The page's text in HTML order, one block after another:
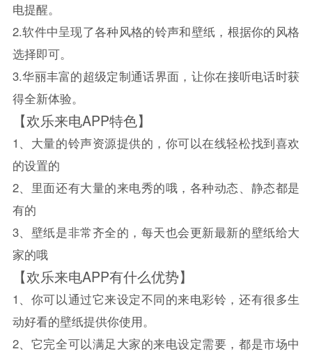
电提醒。
2.软件中呈现了各种风格的铃声和壁纸，根据你的风格
选择即可。
3.华丽丰富的超级定制通话界面，让你在接听电话时获
得全新体验。
【欢乐来电APP特色】
1、大量的铃声资源提供的，你可以在线轻松找到喜欢
的设置的
2、里面还有大量的来电秀的哦，各种动态、静态都是
有的
3、壁纸是非常齐全的，每天也会更新最新的壁纸给大
家的哦
【欢乐来电APP有什么优势】
1、你可以通过它来设定不同的来电彩铃，还有很多生
动好看的壁纸提供你使用。
2、它完全可以满足大家的来电设定需要，都是市场中